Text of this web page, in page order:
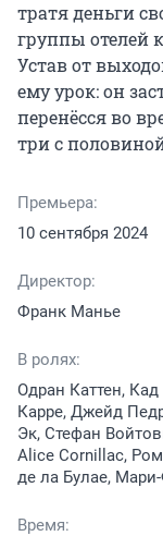
тратя деньги
группы отелей
Устав от
ему урок: он
перенёсся во
три с
Премьера:
10 сентября 2024
Директор:
Франк Манье
В ролях:
Одран Каттен,
Карре, Джейд
Эк, Стефан
Alice Cornillac,
де ла Булае,
Время: